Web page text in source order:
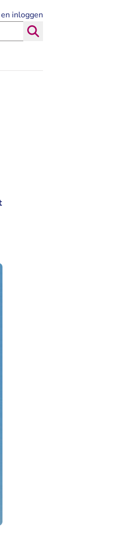
inloggen